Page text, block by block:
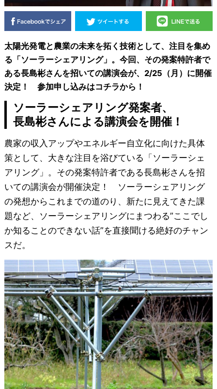
太陽光発電と農業の未来を拓く技術として、注目を集め
る「ソーラーシェアリング」。今回、その発案特許者で
ある長島彬さんを招いての講演会が、2/25（月）に開催
決定！ 参加申し込みはコチラから！
ソーラーシェアリング発案者、
長島彬さんによる講演会を開催！
農家の収入アップやエネルギー自立化に向けた具体
策として、大きな注目を浴びている「ソーラーシェ
アリング」。その発案特許者である長島彬さんを招
いての講演会が開催決定！ ソーラーシェアリング
の発想からこれまでの道のり、新たに見えてきた課
題など、ソーラーシェアリングにまつわる”ここでし
か知ることのできない話”を直接聞ける絶好のチャン
スだ。